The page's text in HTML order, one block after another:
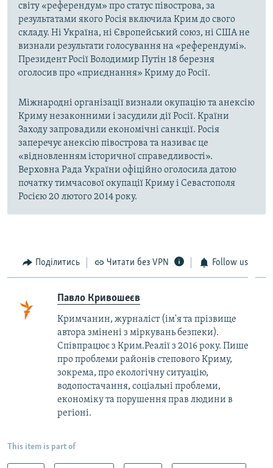
світу «референдум» про статус півострова, за
результатами якого Росія включила Крим до свого
складу. Ні Україна, ні Європейський союз, ні США не
визнали результати голосування на «референдумі».
Президент Росії Володимир Путін 18 березня
оголосив про «приєднання» Криму до Росії.
Міжнародні організації визнали окупацію та анексію
Криму незаконними і засудили дії Росії. Країни
Заходу запровадили економічні санкції. Росія
заперечує анексію півострова та називає це
«відновленням історичної справедливості».
Верховна Рада України офіційно оголосила датою
початку тимчасової окупації Криму і Севастополя
Росією 20 лютого 2014 року.
Поділитись Читати без VPN Follow us
Павло Кривошеєв
Кримчанин, журналіст (ім'я та прізвище
автора змінені з міркувань безпеки).
Співпрацює з Крим.Реалії з 2016 року. Пише
про проблеми районів степового Криму,
зокрема, про екологічну ситуацію,
водопостачання, соціальні проблеми,
економіку та порушення прав людини в
регіоні.
This item is part of